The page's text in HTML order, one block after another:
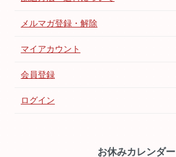
メルマガ登録・解除
マイアカウント
会員登録
ログイン
お休みカレンダー